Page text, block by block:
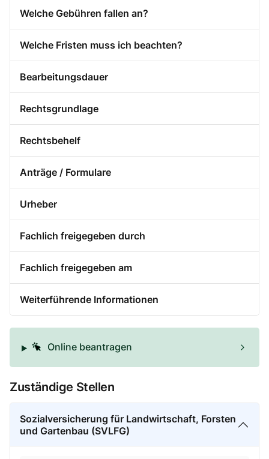
Welche Gebühren fallen an?
Welche Fristen muss ich beachten?
Bearbeitungsdauer
Rechtsgrundlage
Rechtsbehelf
Anträge / Formulare
Urheber
Fachlich freigegeben durch
Fachlich freigegeben am
Weiterführende Informationen
Online beantragen
Zuständige Stellen
Sozialversicherung für Landwirtschaft, Forsten
und Gartenbau (SVLFG)